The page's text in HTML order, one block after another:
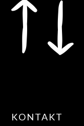
KONTAKT